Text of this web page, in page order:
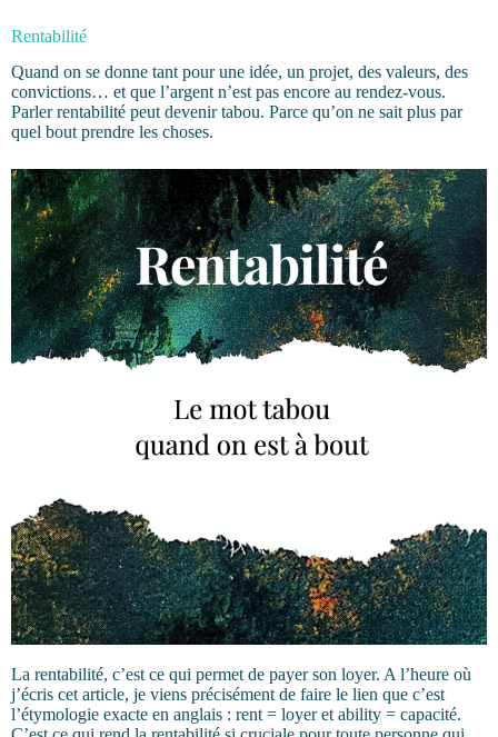
Rentabilité
Quand on se donne tant pour une idée, un projet, des valeurs, des
convictions… et que l’argent n’est pas encore au rendez-vous.
Parler rentabilité peut devenir tabou. Parce qu’on ne sait plus par
quel bout prendre les choses.
La rentabilité, c’est ce qui permet de payer son loyer. A l’heure où
j’écris cet article, je viens précisément de faire le lien que c’est
l’étymologie exacte en anglais : rent = loyer et ability = capacité.